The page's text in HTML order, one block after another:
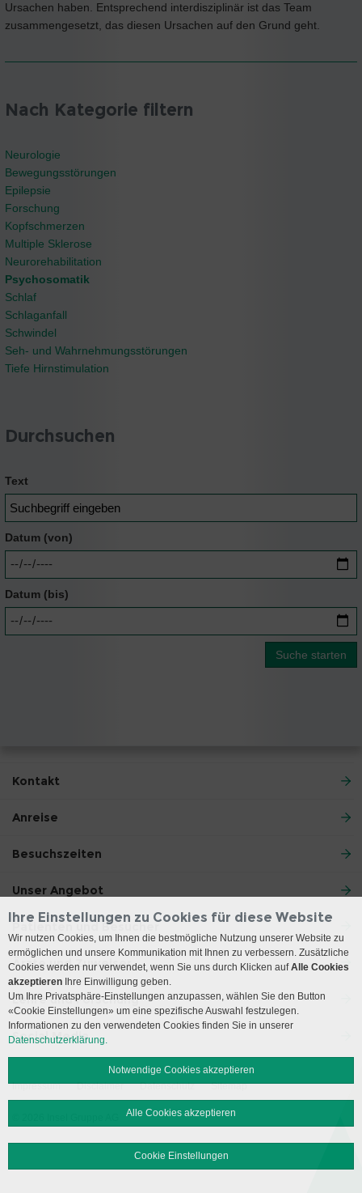
Ursachen haben. Entsprechend interdisziplinär ist das Team
zusammengesetzt, das diesen Ursachen auf den Grund geht.
Nach Kategorie filtern
Neurologie
Bewegungsstörungen
Epilepsie
Forschung
Kopfschmerzen
Multiple Sklerose
Neurorehabilitation
Psychosomatik
Schlaf
Schlaganfall
Schwindel
Seh- und Wahrnehmungsstörungen
Tiefe Hirnstimulation
Durchsuchen
Text
Datum (von)
Datum (bis)
Kontakt
Anreise
Besuchszeiten
Unser Angebot
Patienten und Besucher
Ärzte und Zuweiser
Lehre und Forschung
Social Media
Impressum Disclaimer Datenschutz Sitemap
Ihre Einstellungen zu Cookies für diese Website
Wir nutzen Cookies, um Ihnen die bestmögliche Nutzung unserer Website zu
ermöglichen und unsere Kommunikation mit Ihnen zu verbessern. Zusätzliche
Cookies werden nur verwendet, wenn Sie uns durch Klicken aufAlle Cookies
akzeptieren Ihre Einwilligung geben.
Um Ihre Privatsphäre-Einstellungen anzupassen, wählen Sie den Button
«Cookie Einstellungen» um eine spezifische Auswahl festzulegen.
Informationen zu den verwendeten Cookies finden Sie in unserer
Datenschutzerklärung.
Notwendige Cookies akzeptieren
Alle Cookies akzeptieren
Cookie Einstellungen